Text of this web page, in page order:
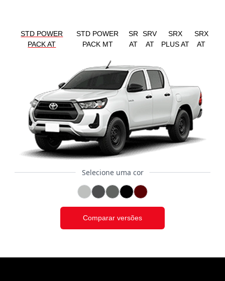
STD POWER
PACK AT
STD POWER
PACK MT
SR
AT
SRV
AT
SRX
PLUS AT
SRX
AT
Selecione uma cor
Comparar versões